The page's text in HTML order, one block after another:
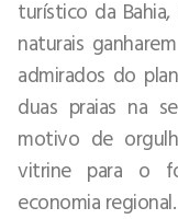
turístico da
naturais
admirados do
duas praias na
motivo de
vitrine para o
economia regional.